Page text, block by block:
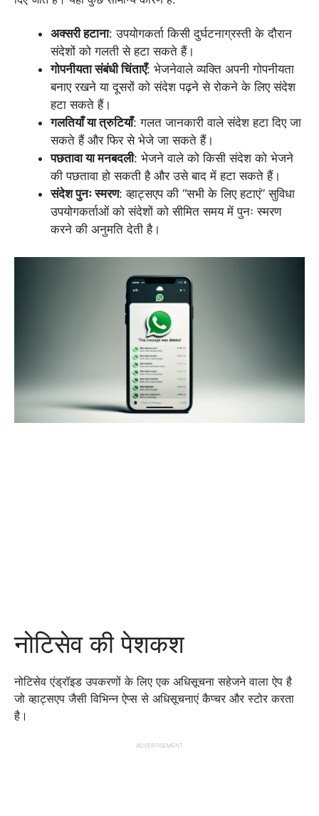
अक्सरी हटाना: उपयोगकर्ता किसी दुर्घटनाग्रस्ती के दौरान
संदेशों को गलती से हटा सकते हैं।
गोपनीयता संबंधी चिंताएँ: भेजनेवाले व्यक्ति अपनी गोपनीयता
बनाए रखने या दूसरों को संदेश पढ़ने से रोकने के लिए संदेश
हटा सकते हैं।
गलतियाँ या त्रुटियाँ: गलत जानकारी वाले संदेश हटा दिए जा
सकते हैं और फिर से भेजे जा सकते हैं।
पछतावा या मनबदली: भेजने वाले को किसी संदेश को भेजने
की पछतावा हो सकती है और उसे बाद में हटा सकते हैं।
संदेश पुनः स्मरण: व्हाट्सएप की “सभी के लिए हटाएं” सुविधा
उपयोगकर्ताओं को संदेशों को सीमित समय में पुनः स्मरण
करने की अनुमति देती है।
नोटिसेव की पेशकश
नोटिसेव एंड्रॉइड उपकरणों के लिए एक अधिसूचना सहेजने वाला ऐप है
जो व्हाट्सएप जैसी विभिन्न ऐप्स से अधिसूचनाएं कैप्चर और स्टोर करता
है।
ADVERTISEMENT